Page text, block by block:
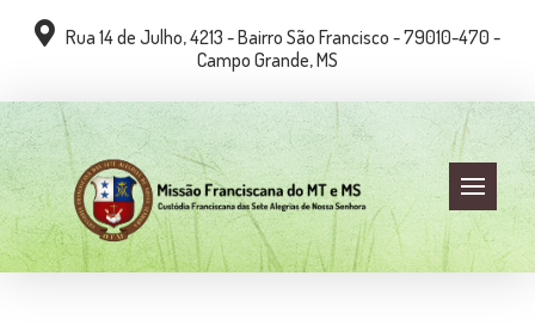
Rua 14 de Julho, 4213 - Bairro São Francisco - 79010-470 -
Campo Grande, MS